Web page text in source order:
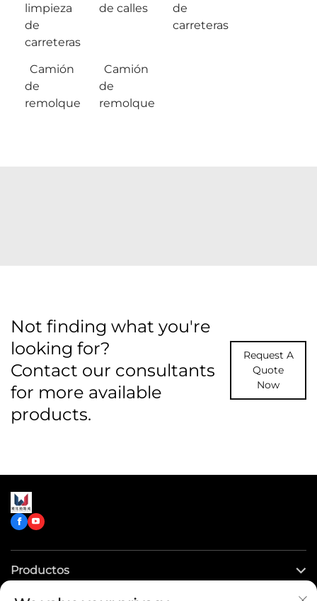
limpieza
de
carreteras
de calles
de
carreteras
Camión
de
remolque
Camión
de
remolque
Not finding what you're
looking for?
Contact our consultants
for more available
products.
Request A
Quote
Now
Productos